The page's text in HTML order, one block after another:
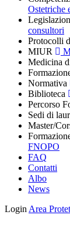
Ostetriche
consultori
Protocolli
MIUR
Medicina
Normativa
Biblioteca
Percorso
Sedi di
Master/
FNOPO
FAQ
Contatti
Albo
News
Login Area